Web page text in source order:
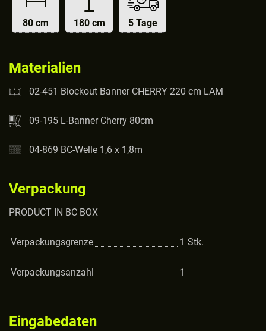
80 cm 180 cm 5 Tage
Materialien
02-451 Blockout Banner CHERRY 220 cm LAM
09-195 L-Banner Cherry 80cm
04-869 BC-Welle 1,6 x 1,8m
Verpackung
PRODUCT IN BC BOX
Verpackungsgrenze 1 Stk.
Verpackungsanzahl 1
Eingabedaten